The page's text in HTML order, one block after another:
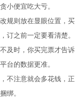
小便宜吃大亏。
规则放在显眼位置，买
订之前一定要看清楚。
及时，你买完票才告诉
台的数据更准。
不注意就会多花钱，正
绑。